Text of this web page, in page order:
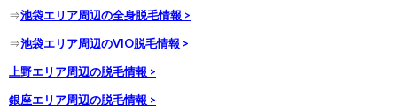
⇒池袋エリア周辺の全身脱毛情報 >
⇒池袋エリア周辺のVIO脱毛情報 >
上野エリア周辺の脱毛情報 >
銀座エリア周辺の脱毛情報 >